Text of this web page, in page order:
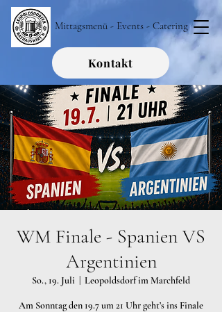
Mittagsmenü - Events - Catering
Kontakt
WM Finale - Spanien VS
Argentinien
So., 19. Juli Leopoldsdorf im Marchfeld
Am Sonntag den 19.7 um 21 Uhr geht’s ins Finale